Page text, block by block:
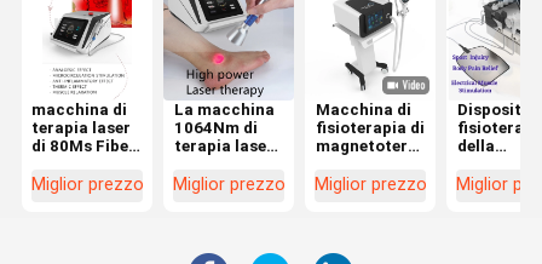
macchina di
terapia laser
di 80Ms Fiber
Coupling per
Miglior prezzo
La macchina
1064Nm di
terapia laser
penetra
allevia i
Miglior prezzo
Macchina di
fisioterapia di
magnetoterapia
sollievo dal
Miglior prezzo
della
terapia di
Miglior